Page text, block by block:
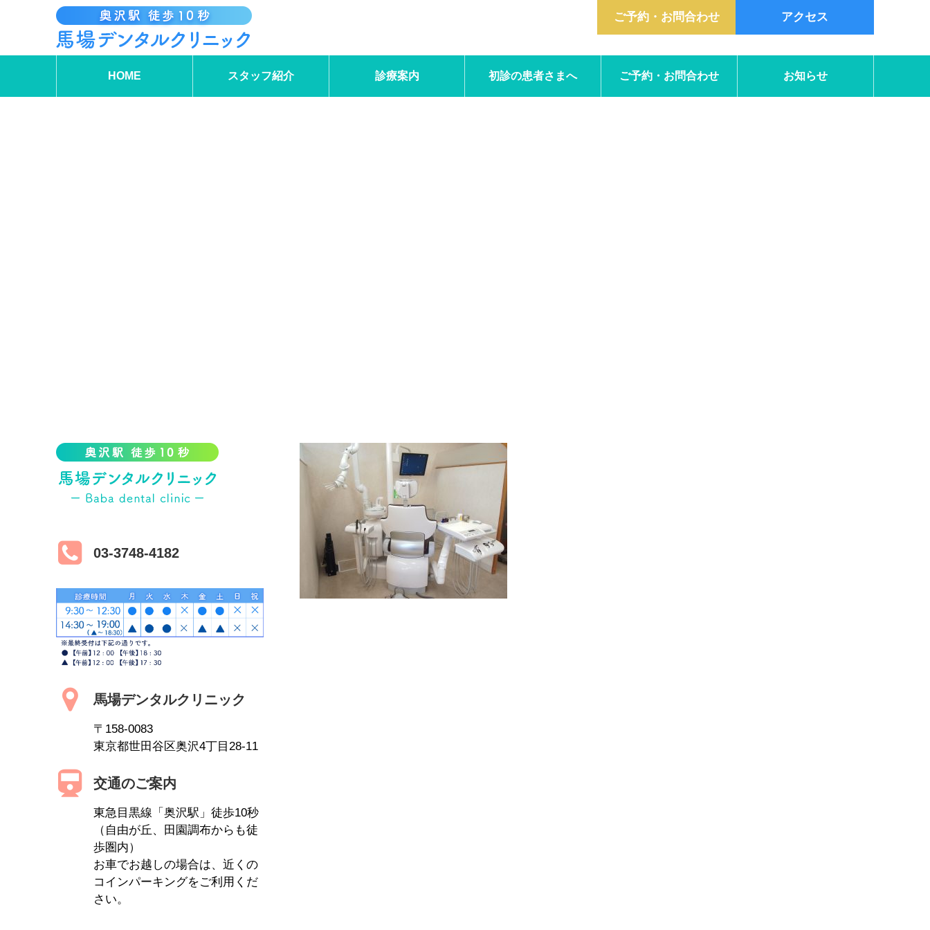
ご予約・お問合わせ アクセス
HOME スタッフ紹介 診療案内 初診の患者さまへ ご予約・お問合わせ お知らせ
03-3748-4182
馬場デンタルクリニック
〒158-0083
東京都世田谷区奥沢4丁目28-11
交通のご案内
東急目黒線「奥沢駅」徒歩10秒
（自由が丘、田園調布からも徒
歩圏内）
お車でお越しの場合は、近くの
コインパーキングをご利用くだ
さい。